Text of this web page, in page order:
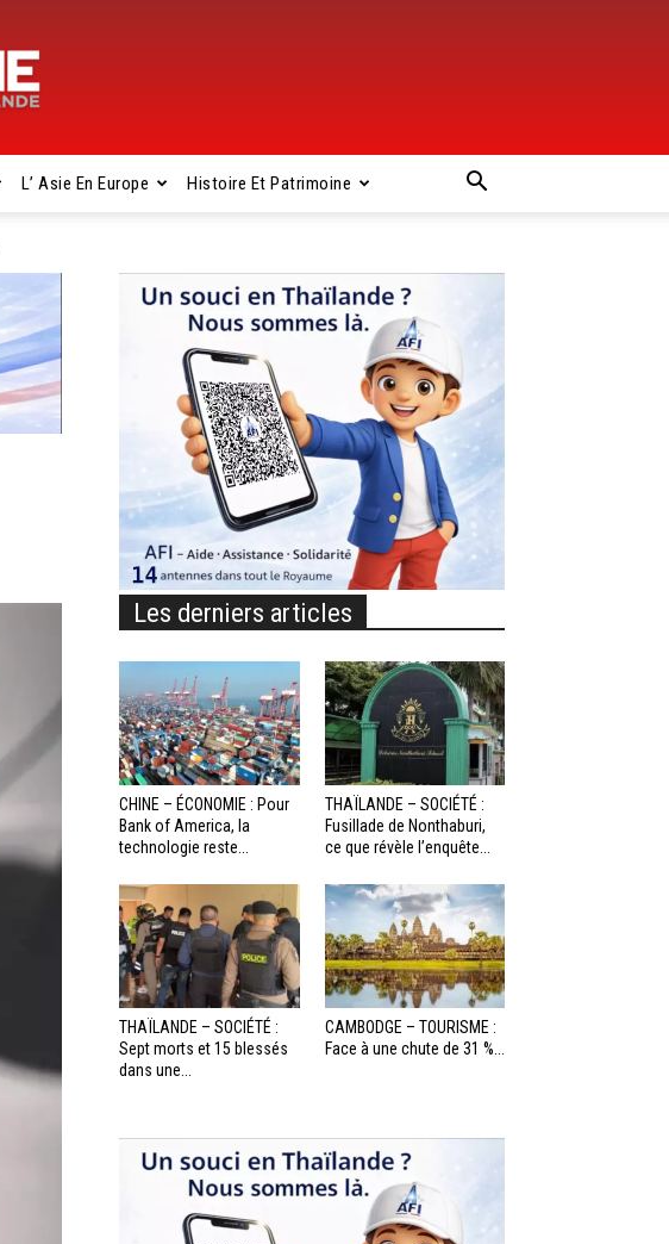
L’ Asie En Europe Histoire Et Patrimoine
Les derniers articles
CHINE – ÉCONOMIE : Pour
Bank of America, la
technologie reste...
THAÏLANDE – SOCIÉTÉ :
Fusillade de Nonthaburi,
ce que révèle l’enquête...
THAÏLANDE – SOCIÉTÉ :
Sept morts et 15 blessés
dans une...
CAMBODGE – TOURISME :
Face à une chute de 31 %...